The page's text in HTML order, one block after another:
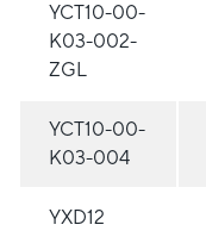
YCT10-00-
K03-002-
ZGL
YCT10-00-
K03-004
YXD12